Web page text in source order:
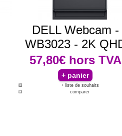
DELL Webcam -
WB3023 - 2K
57,80€ hors TVA
+ liste de souhaits
comparer